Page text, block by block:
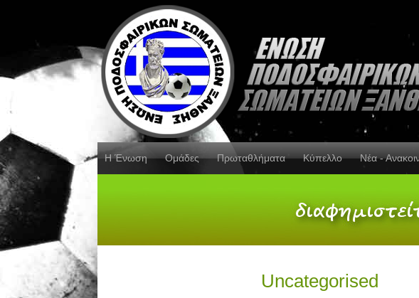
Η Ένωση Ομάδες Πρωταθλήματα Κύπελλο Νέα -
Uncategorised